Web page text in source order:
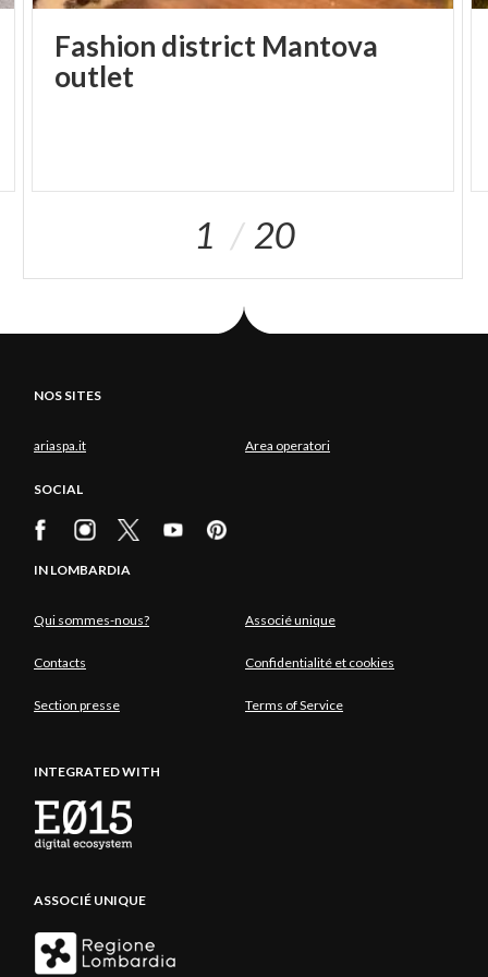
Fashion district Mantova
outlet
1 20
NOS SITES
ariaspa.it Area operatori
SOCIAL
IN LOMBARDIA
Qui sommes-nous? Associé unique
Contacts Confidentialité et cookies
Section presse Terms of Service
INTEGRATED WITH
ASSOCIÉ UNIQUE